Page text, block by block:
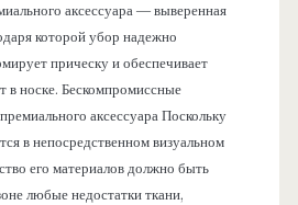
аксессуара — выверенная
которой убор надежно
прическу и обеспечивает
в носке. Бескомпромиссные
аксессуара Поскольку
в непосредственном визуальном
его материалов должно быть
любые недостатки ткани,